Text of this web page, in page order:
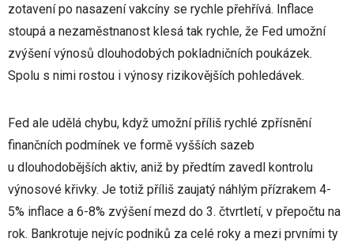
zotavení po nasazení vakcíny se rychle přehřívá. Inflace
stoupá a nezaměstnanost klesá tak rychle, že Fed umožní
zvýšení výnosů dlouhodobých pokladničních poukázek.
Spolu s nimi rostou i výnosy rizikovějších pohledávek.
Fed ale udělá chybu, když umožní příliš rychlé zpřísnění
finančních podmínek ve formě vyšších sazeb
u dlouhodobějších aktiv, aniž by předtím zavedl kontrolu
výnosové křivky. Je totiž příliš zaujatý náhlým přízrakem 4-
5% inflace a 6-8% zvýšení mezd do 3. čtvrtletí, v přepočtu na
rok. Bankrotuje nejvíc podniků za celé roky a mezi prvními ty